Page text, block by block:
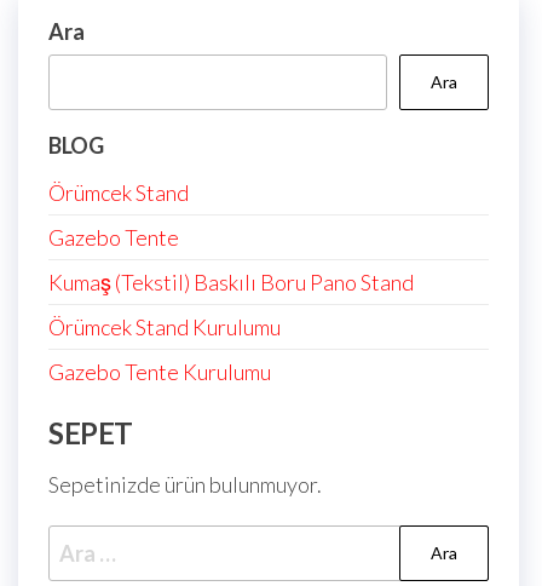
Ara
Ara
BLOG
Örümcek Stand
Gazebo Tente
Kumaş (Tekstil) Baskılı Boru Pano Stand
Örümcek Stand Kurulumu
Gazebo Tente Kurulumu
SEPET
Sepetinizde ürün bulunmuyor.